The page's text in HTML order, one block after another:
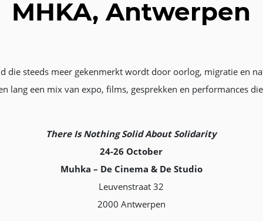
MHKA, Antwerpen
die steeds meer gekenmerkt wordt door oorlog, migratie en
lang een mix van expo, films, gesprekken en performances
There Is Nothing Solid About Solidarity
24-26 October
Muhka – De Cinema & De Studio
Leuvenstraat 32
2000 Antwerpen